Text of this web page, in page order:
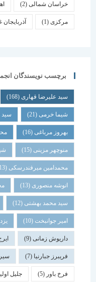
خراسان شمالی(2) اهواز
(1) آذربایجان غربی(1)
برچسب نویسندگان انجمن
سید علیرضا قهاری(168)
شیما خرمی(21) سید هادی
بهروز مرباغی (16) محمد
منوچهر مزینی(15) شهریار
محمدامین میرفندرسکی(13)
انوشه منصوری(13) محمد
سید محمد بهشتی(12)
امیر جوانبخت(10) یزدان
داریوش زمانی(9) ایرج
فریبرز جبارنیا(7) سیروس
فرخ باور(5) جلیل اولیاء(5)